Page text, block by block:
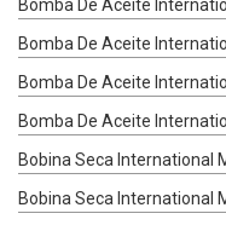
Bomba De Aceite
Bomba De Aceite
Bomba De Aceite
Bomba De Aceite
Bobina Seca International
Bobina Seca International